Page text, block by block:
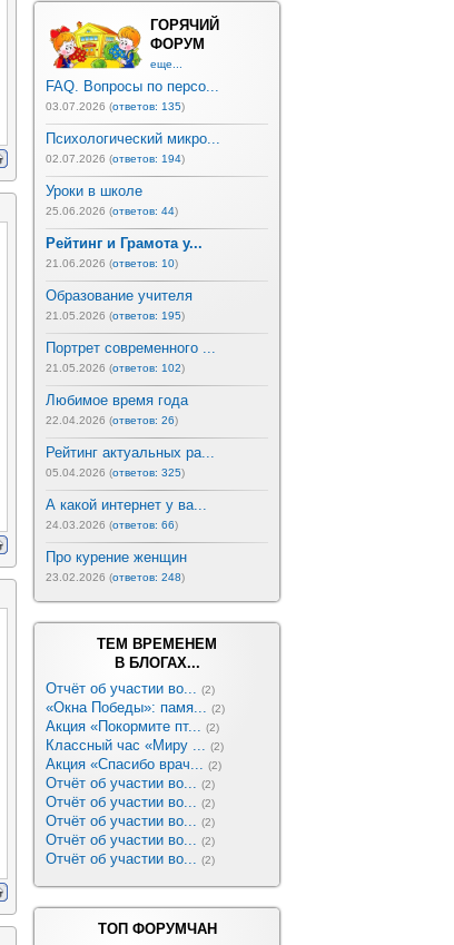
ГОРЯЧИЙ
ФОРУМ
еще...
FAQ. Вопросы по персо...
03.07.2026 (ответов: 135)
Психологический микро...
02.07.2026 (ответов: 194)
Уроки в школе
25.06.2026 (ответов: 44)
Рейтинг и Грамота у...
21.06.2026 (ответов: 10)
Образование учителя
21.05.2026 (ответов: 195)
Портрет современного ...
21.05.2026 (ответов: 102)
Любимое время года
22.04.2026 (ответов: 26)
Рейтинг актуальных ра...
05.04.2026 (ответов: 325)
А какой интернет у ва...
24.03.2026 (ответов: 66)
Про курение женщин
23.02.2026 (ответов: 248)
ТЕМ ВРЕМЕНЕМ
В БЛОГАХ...
Отчёт об участии во... (2)
«Окна Победы»: памя... (2)
Акция «Покормите пт... (2)
Классный час «Миру ... (2)
Акция «Спасибо врач... (2)
Отчёт об участии во... (2)
Отчёт об участии во... (2)
Отчёт об участии во... (2)
Отчёт об участии во... (2)
Отчёт об участии во... (2)
ТОП ФОРУМЧАН